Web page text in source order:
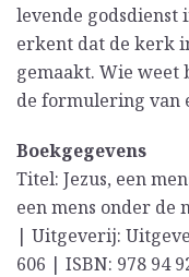
levende godsdienst
erkent dat de kerk
gemaakt. Wie weet
de formulering van
Boekgegevens
Titel: Jezus, een
een mens onder de
| Uitgeverij:
606 | ISBN: 978 94